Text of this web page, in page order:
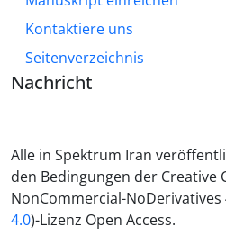
Kontaktiere uns
Seitenverzeichnis
Nachricht
Alle in Spektrum Iran
den Bedingungen der
NonCommercial-
4.0)-Lizenz Open Access.